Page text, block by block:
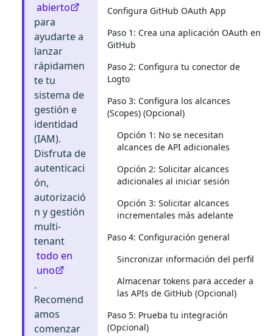
abierto
para
ayudarte a
lanzar
rápidamen
te tu
sistema de
gestión e
identidad
(IAM).
Disfruta de
autenticaci
ón,
autorizació
n y gestión
multi-
tenant
todo en
uno
.
Recomend
amos
comenzar
Configura GitHub OAuth App
Paso 1: Crea una aplicación OAuth en
GitHub
Paso 2: Configura tu conector de
Logto
Paso 3: Configura los alcances
(Scopes) (Opcional)
Opción 1: No se necesitan
alcances de API adicionales
Opción 2: Solicitar alcances
adicionales al iniciar sesión
Opción 3: Solicitar alcances
incrementales más adelante
Paso 4: Configuración general
Sincronizar información del perfil
Almacenar tokens para acceder a
las APIs de GitHub (Opcional)
Paso 5: Prueba tu integración
(Opcional)